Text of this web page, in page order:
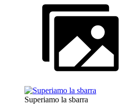
Superiamo la sbarra